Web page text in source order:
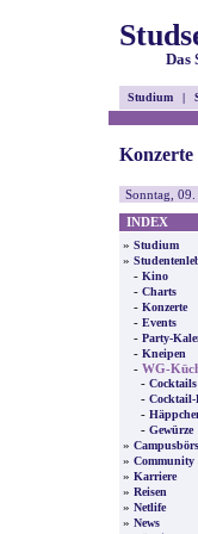
Das
Studium |
Konzerte
Sonntag,
INDEX
» Studium
»
- Kino
- Charts
- Konzerte
- Events
- Party-
- Kneipen
- WG-
- Cocktails
-
-
- Gewürze
»
» Community
» Karriere
» Reisen
» Netlife
» News